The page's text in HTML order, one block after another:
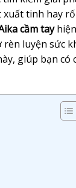
xuất tinh hay
cầm tayhiện
rèn luyện sức
giúp bạn có